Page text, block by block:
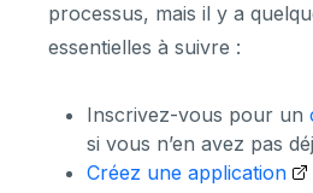
processus, mais il y a
essentielles à suivre :
Inscrivez-vous pour un
si vous n’en avez pas
Créez une application